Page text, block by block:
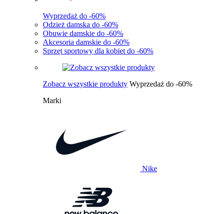
Wyprzedaż do -60%
Odzież damska do -60%
Obuwie damskie do -60%
Akcesoria damskie do -60%
Sprzęt sportowy dla kobiet do -60%
Zobacz wszystkie produkty Wyprzedaż do -60%
Marki
Nike